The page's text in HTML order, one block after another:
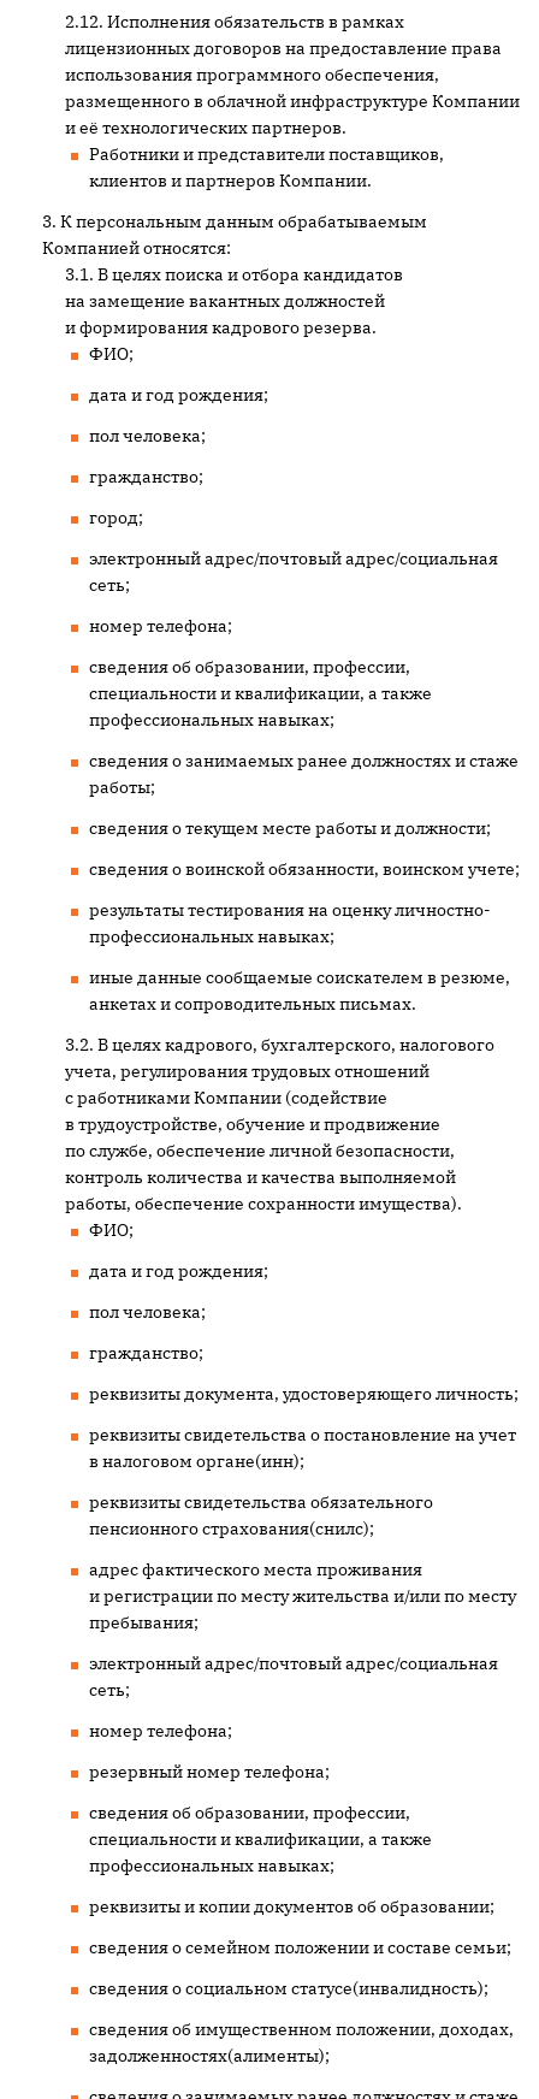
Исполнения обязательств в рамках
лицензионных договоров на предоставление права
использования программного обеспечения,
размещенного в облачной инфраструктуре Компании
и её технологических партнеров.
Работники и представители поставщиков,
клиентов и партнеров Компании.
К персональным данным обрабатываемым
Компанией относятся:
В целях поиска и отбора кандидатов
на замещение вакантных должностей
и формирования кадрового резерва.
ФИО;
дата и год рождения;
пол человека;
гражданство;
город;
электронный адрес/почтовый адрес/социальная
сеть;
номер телефона;
сведения об образовании, профессии,
специальности и квалификации, а также
профессиональных навыках;
сведения о занимаемых ранее должностях и стаже
работы;
сведения о текущем месте работы и должности;
сведения о воинской обязанности, воинском учете;
результаты тестирования на оценку личностно-
профессиональных навыках;
иные данные сообщаемые соискателем в резюме,
анкетах и сопроводительных письмах.
В целях кадрового, бухгалтерского, налогового
учета, регулирования трудовых отношений
с работниками Компании (содействие
в трудоустройстве, обучение и продвижение
по службе, обеспечение личной безопасности,
контроль количества и качества выполняемой
работы, обеспечение сохранности имущества).
ФИО;
дата и год рождения;
пол человека;
гражданство;
реквизиты документа, удостоверяющего личность;
реквизиты свидетельства о постановление на учет
в налоговом органе(инн);
реквизиты свидетельства обязательного
пенсионного страхования(снилс);
адрес фактического места проживания
и регистрации по месту жительства и/или по месту
пребывания;
электронный адрес/почтовый адрес/социальная
сеть;
номер телефона;
резервный номер телефона;
сведения об образовании, профессии,
специальности и квалификации, а также
профессиональных навыках;
реквизиты и копии документов об образовании;
сведения о семейном положении и составе семьи;
сведения о социальном статусе(инвалидность);
сведения об имущественном положении, доходах,
задолженностях(алименты);